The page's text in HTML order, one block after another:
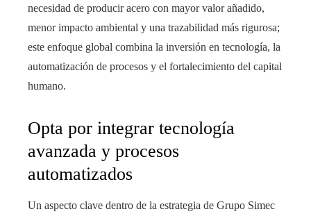
necesidad de producir acero con mayor valor añadido,
menor impacto ambiental y una trazabilidad más rigurosa;
este enfoque global combina la inversión en tecnología, la
automatización de procesos y el fortalecimiento del capital
humano.
Opta por integrar tecnología
avanzada y procesos
automatizados
Un aspecto clave dentro de la estrategia de Grupo Simec